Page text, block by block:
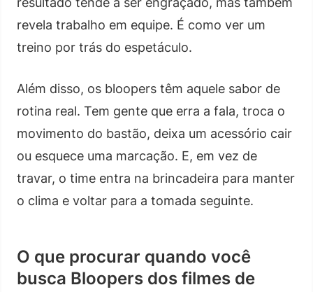
revela trabalho em equipe. É como ver um
treino por trás do espetáculo.
Além disso, os bloopers têm aquele sabor de
rotina real. Tem gente que erra a fala, troca o
movimento do bastão, deixa um acessório cair
ou esquece uma marcação. E, em vez de
travar, o time entra na brincadeira para manter
o clima e voltar para a tomada seguinte.
O que procurar quando você
busca Bloopers dos filmes de